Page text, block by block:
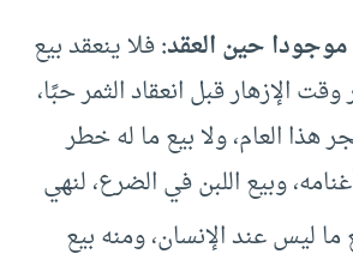
موجودا حين العقد:فلا ينعقد بيع
وقت الإزهار قبل انعقاد الثمر حبًا،
هذا العام، ولا بيع ما له خطر
وبيع اللبن في الضرع، لنهي
ليس عند الإنسان، ومنه بيع